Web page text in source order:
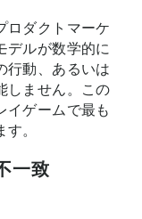
ロダクトマーケ
デルが数学的に
行動、あるいは
しません。この
イゲームで最も
。
一致